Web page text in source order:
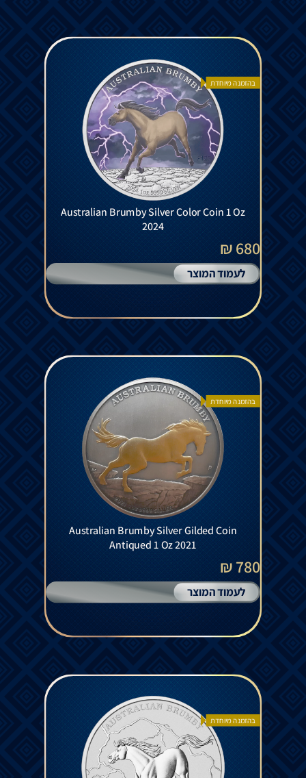
בהזמנה מיוחדת
Australian Brumby Silver Color Coin 1 Oz
2024
680 ₪
לעמוד המוצר
בהזמנה מיוחדת
Australian Brumby Silver Gilded Coin
Antiqued 1 Oz 2021
780 ₪
לעמוד המוצר
בהזמנה מיוחדת